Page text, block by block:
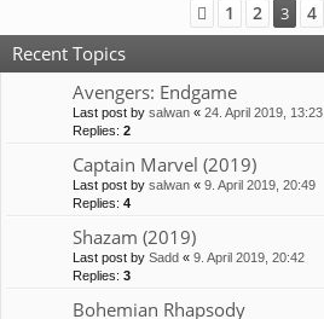
Previous
1 2 3 4
Recent Topics
Avengers: Endgame
Last post by salwan « 24. April 2019, 13:23
Replies: 2
Captain Marvel (2019)
Last post by salwan « 9. April 2019, 20:49
Replies: 4
Shazam (2019)
Last post by Sadd « 9. April 2019, 20:42
Replies: 3
Bohemian Rhapsody